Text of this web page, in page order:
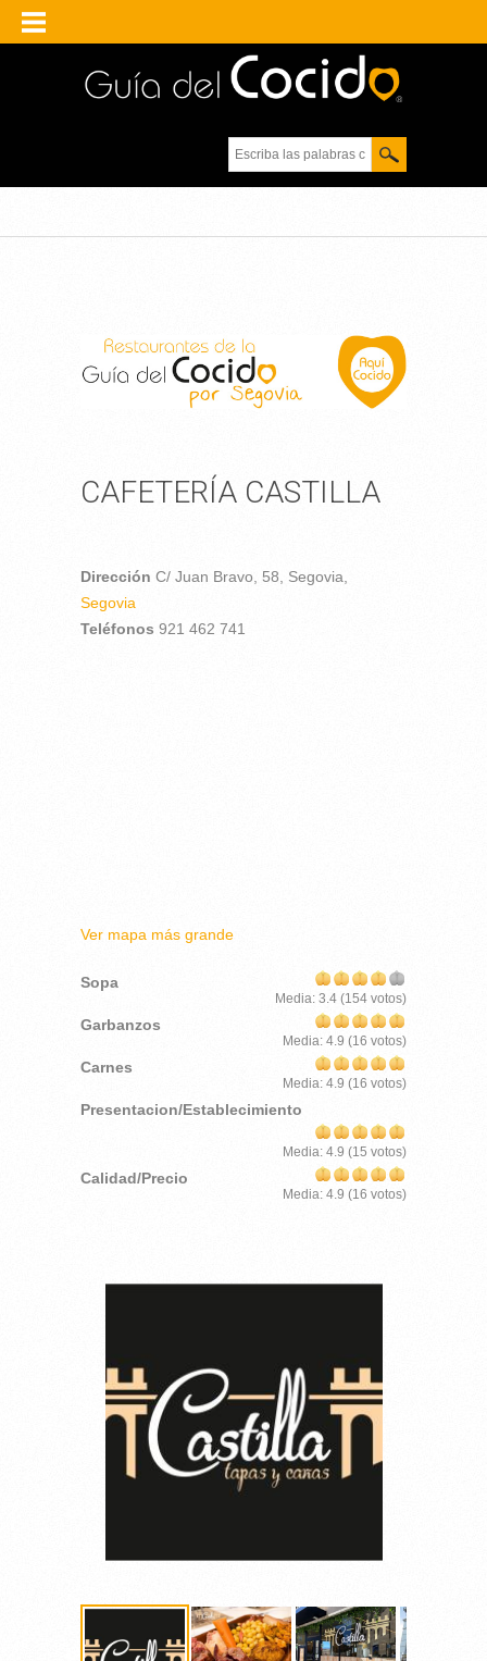
Escriba las palabras
clave.
CAFETERÍA CASTILLA
Dirección C/ Juan Bravo, 58, Segovia,
Segovia
Teléfonos 921 462 741
Ver mapa más grande
Sopa
Media: 3.4 (154 votos)
Garbanzos
Media: 4.9 (16 votos)
Carnes
Media: 4.9 (16 votos)
Presentacion/Establecimiento
Media: 4.9 (15 votos)
Calidad/Precio
Media: 4.9 (16 votos)